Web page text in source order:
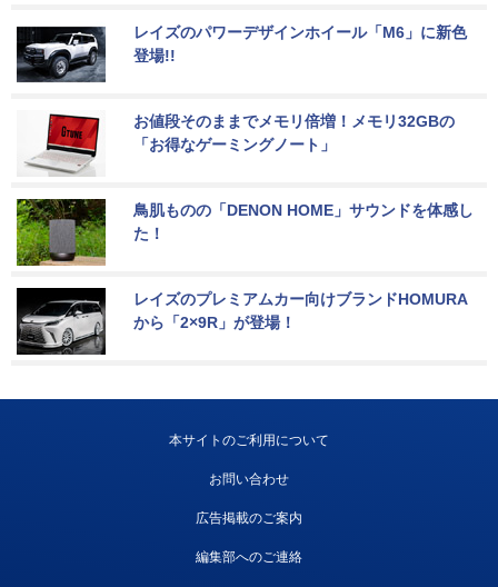
レイズのパワーデザインホイール「M6」に新色
登場!!
お値段そのままでメモリ倍増！メモリ32GBの
「お得なゲーミングノート」
鳥肌ものの「DENON HOME」サウンドを体感し
た！
レイズのプレミアムカー向けブランドHOMURA
から「2×9R」が登場！
本サイトのご利用について
お問い合わせ
広告掲載のご案内
編集部へのご連絡